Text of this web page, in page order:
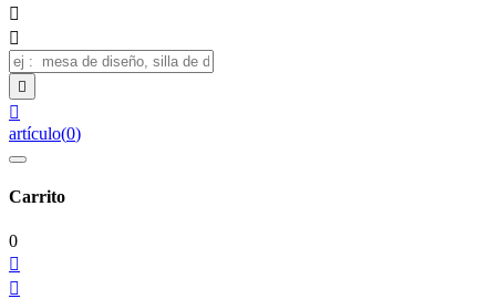




artículo(0)
Carrito
0

